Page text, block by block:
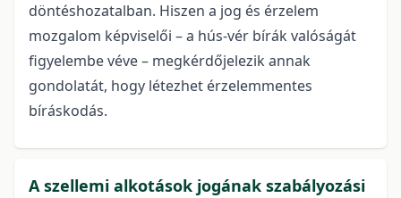
döntéshozatalban. Hiszen a jog és érzelem
mozgalom képviselői – a hús-vér bírák valóságát
figyelembe véve – megkérdőjelezik annak
gondolatát, hogy létezhet érzelemmentes
bíráskodás.
A szellemi alkotások jogának szabályozási